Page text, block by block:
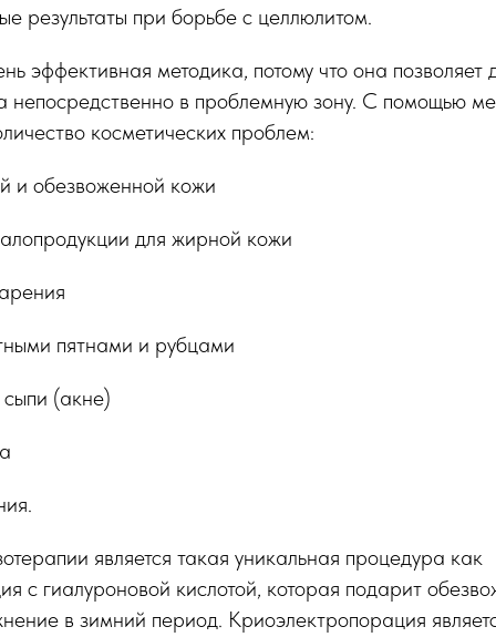
результаты при борьбе с целлюлитом.
эффективная методика, потому что она позволяет
непосредственно в проблемную зону. С помощью
косметических проблем:
и обезвоженной кожи
для жирной кожи
пятнами и рубцами
(акне)
является такая уникальная процедура как
с гиалуроновой кислотой, которая подарит
в зимний период. Криоэлектропорация